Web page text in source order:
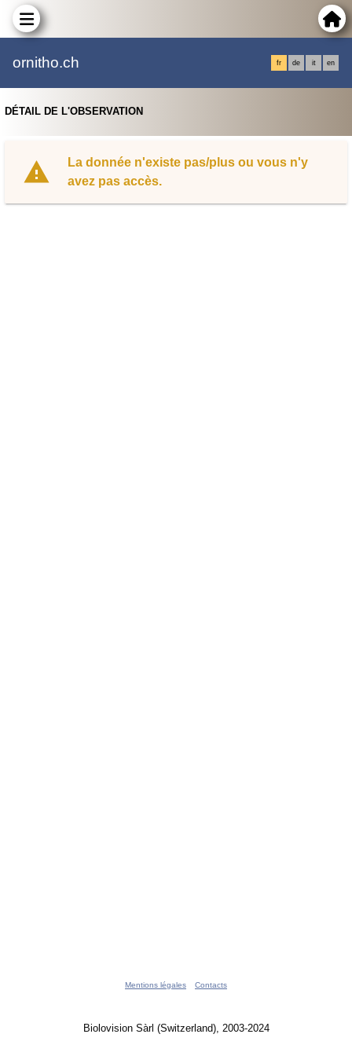
ornitho.ch fr de it en
DÉTAIL DE L'OBSERVATION
La donnée n'existe pas/plus ou vous n'y
avez pas accès.
Mentions légales Contacts
Biolovision Sàrl (Switzerland), 2003-2024